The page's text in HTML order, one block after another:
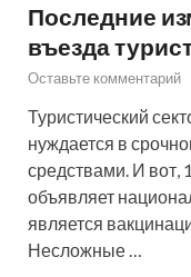
Последние
въезда
Оставьте комментарий
Туристический
нуждается в
средствами. И вот,
объявляет
является
Несложные …